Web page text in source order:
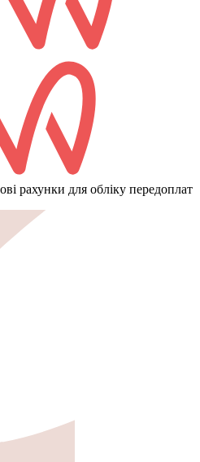
рахунки для обліку передоплат